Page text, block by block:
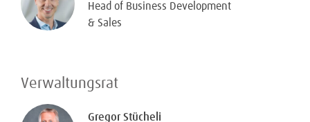
Head of Business Development
& Sales
Verwaltungsrat
Gregor Stücheli